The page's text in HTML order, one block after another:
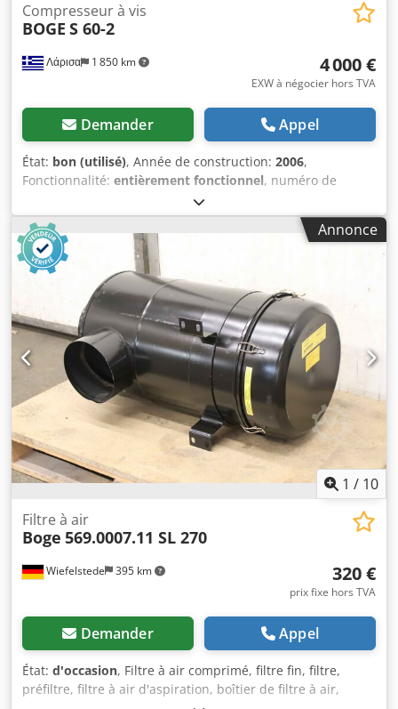
Λάρισα 1 850 km
Compresseur à vis
BOGE S 60-2
4 000 €
EXW à négocier hors TVA
Demander Appel
État: bon (utilisé), Année de construction: 2006,
Fonctionnalité: entièrement fonctionnel, numéro de
, puissance:
pression de service:10 barre, Le compresseur est remis à
neuf et révisé. Le bloc compresseur (airend) a 10 heures
de fonctionnement après révision complète. Codpfxsy R
Sywj Aqqsrf
Annonce
1 / 10
Wiefelstede 395 km
Filtre à air
Boge 569.0007.11 SL 270
320 €
prix fixe hors TVA
Demander Appel
État: d'occasion, Filtre à air comprimé, filtre fin, filtre,
préfiltre, filtre à air d'aspiration, boîtier de filtre à air,